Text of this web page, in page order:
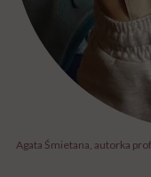
Agata Śmietana, autorka